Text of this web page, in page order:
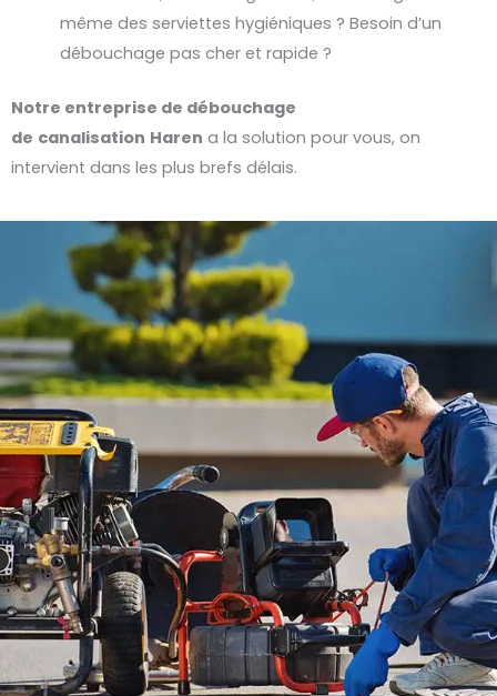
même des serviettes hygiéniques ? Besoin d’un
débouchage pas cher et rapide ?
Notre entreprise de débouchage
de canalisation Haren a la solution pour vous, on
intervient dans les plus brefs délais.